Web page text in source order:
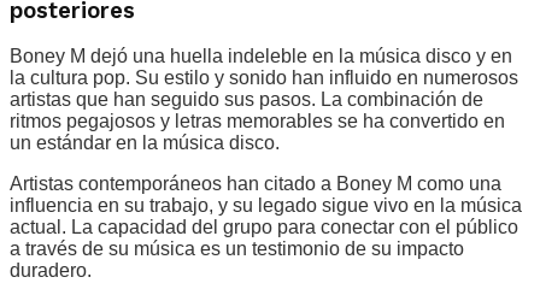
posteriores
Boney M dejó una huella indeleble en la música disco y en
la cultura pop. Su estilo y sonido han influido en numerosos
artistas que han seguido sus pasos. La combinación de
ritmos pegajosos y letras memorables se ha convertido en
un estándar en la música disco.
Artistas contemporáneos han citado a Boney M como una
influencia en su trabajo, y su legado sigue vivo en la música
actual. La capacidad del grupo para conectar con el público
a través de su música es un testimonio de su impacto
duradero.